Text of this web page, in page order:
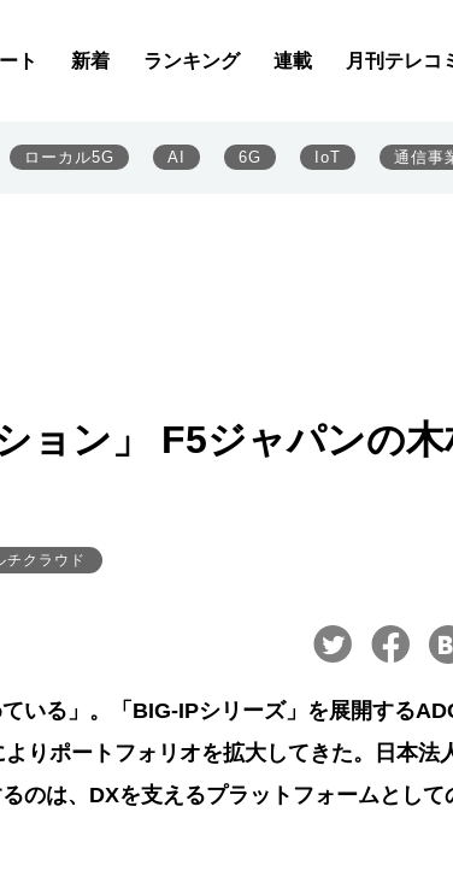
ト 新着 ランキング 連載 月刊テレコ
ローカル5G AI 6G IoT 通信事
ョン」 F5ジャパンの木
チクラウド
いる」。「BIG-IPシリーズ」を展開する
りポートフォリオを拡大してきた。日本法
のは、DXを支えるプラットフォームとして